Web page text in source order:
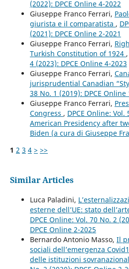
(2022): DPCE Online 4-2022
Giuseppe Franco Ferrari,
giurista e il comparatista ,
(2021): DPCE Online 2-2021
Giuseppe Franco Ferrari,
Turkish Constitution of 1924 ,
4 (2023): DPCE Online 4-2023
Giuseppe Franco Ferrari,
jurisprudential Canadian
38 No. 1 (2019): DPCE Online
Giuseppe Franco Ferrari,
Congress , DPCE Online: Vol.
American Presidency after
Biden (a cura di Giuseppe
1 2 3 4 > >>
Similar Articles
Luca Paladini,
esterne dell’UE: stato
DPCE Online: Vol. 70 No. 2
DPCE Online 2-2025
Bernardo Antonio Masso, Il
sociali dell’emergenza
delle istituzioni